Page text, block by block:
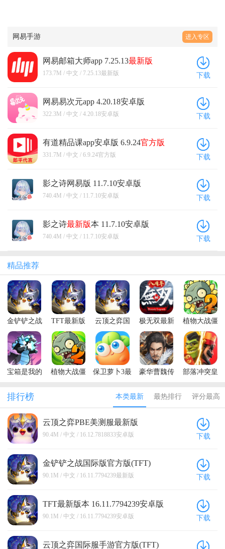
网易手游 进入专区
网易邮箱大师app 7.25.13最新版
173.7M / 中文 / 7.25.13最新版 下载
网易易次元app 4.20.18安卓版
322.3M / 中文 / 4.20.18安卓版 下载
有道精品课app安卓版 6.9.24官方版
331.7M / 中文 / 6.9.24官方版 下载
影之诗网易版 11.7.10安卓版
740.4M / 中文 / 11.7.10安卓版 下载
影之诗最新版本 11.7.10安卓版
740.4M / 中文 / 11.7.10安卓版 下载
精品推荐
金铲铲之战
国际版官方
版(TFT)
TFT最新版
本
云顶之弈国
际服手游官
方版(TFT)
极无双最新
版本
植物大战僵
尸2最新版本
2026
宝箱是我的
菜单
(Summoner)
植物大战僵
保卫萝卜3最
豪华曹魏传
部落冲突皇
版最新版
排行榜 本类最新 最热排行 评分最高
云顶之弈PBE美测服最新版
16.12.7818833安卓版
90.4M / 中文 / 16.12.7818833安卓版 下载
金铲铲之战国际版官方版(TFT)
16.11.7794239最新版
90.1M / 中文 / 16.11.7794239最新版 下载
TFT最新版本 16.11.7794239安卓版
90.1M / 中文 / 16.11.7794239安卓版 下载
云顶之弈国际服手游官方版(TFT)